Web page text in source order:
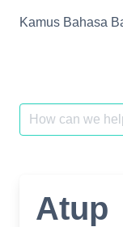
Kamus Bahasa
Search
for:
Atup